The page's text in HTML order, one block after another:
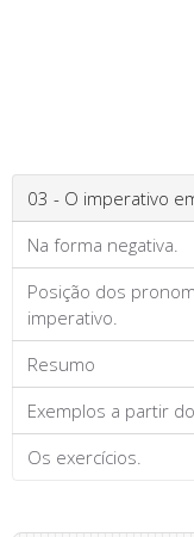
03 - O imperativo
Na forma negativa.
Posição dos
imperativo.
Resumo
Exemplos a partir
Os exercícios.